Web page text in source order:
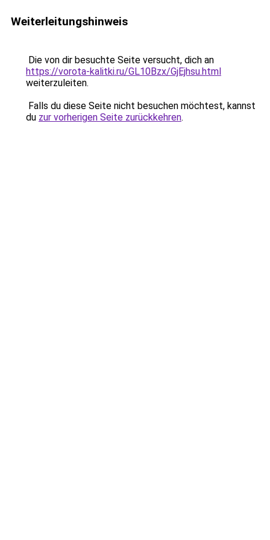
Weiterleitungshinweis
Die von dir besuchte Seite versucht, dich an
https://vorota-kalitki.ru/GL10Bzx/GjEjhsu.html
weiterzuleiten.
Falls du diese Seite nicht besuchen möchtest, kannst
du zur vorherigen Seite zurückkehren.